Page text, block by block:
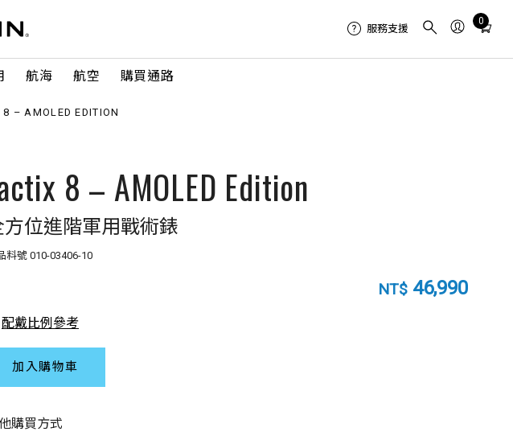
航海 航空 購買通路
服務支援
0
Total
in
8 – AMOLED EDITION
8 – AMOLED Edition
方位進階軍用戰術錶
料號 010-03406-10
NT$ 46,990
配戴比例參考
加入購物車
購買方式